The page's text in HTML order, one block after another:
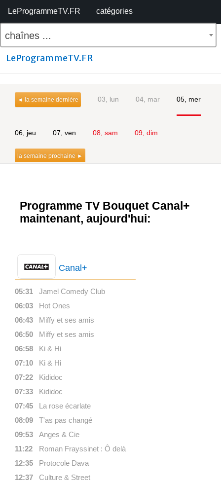
LeProgrammeTV.FR catégories
chaînes ...
LeProgrammeTV.FR
◄ la semaine dernière 03, lun 04, mar 05, mer
06, jeu 07, ven 08, sam 09, dim
la semaine prochaine ►
Programme TV Bouquet Canal+
maintenant, aujourd'hui:
Canal+
05:31
Jamel Comedy Club
06:03
Hot Ones
06:43
Miffy et ses amis
06:50
Miffy et ses amis
06:58
Ki & Hi
07:10
Ki & Hi
07:22
Kididoc
07:33
Kididoc
07:45
La rose écarlate
08:09
T'as pas changé
09:53
Anges & Cie
11:22
Roman Frayssinet : Ô delà
12:35
Protocole Dava
12:37
Culture & Street